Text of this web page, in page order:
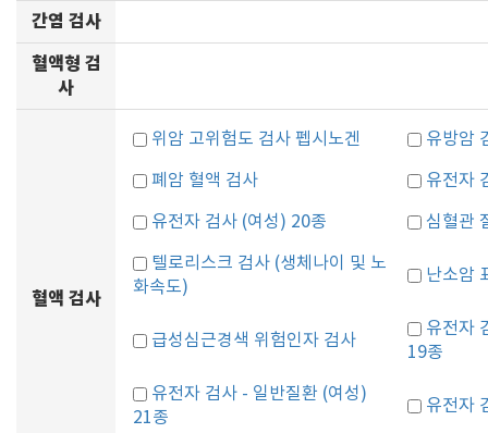
간염 검사
혈액형 검
사
혈액 검사
위암 고위험도 검사 펩시노겐 유방암
폐암 혈액 검사 유전자
유전자 검사 (여성) 20종 심혈관
텔로리스크 검사 (생체나이 및 노
화속도)
난소암
급성심근경색 위험인자 검사
유전자
19종
유전자 검사 - 일반질환 (여성)
21종
유전자